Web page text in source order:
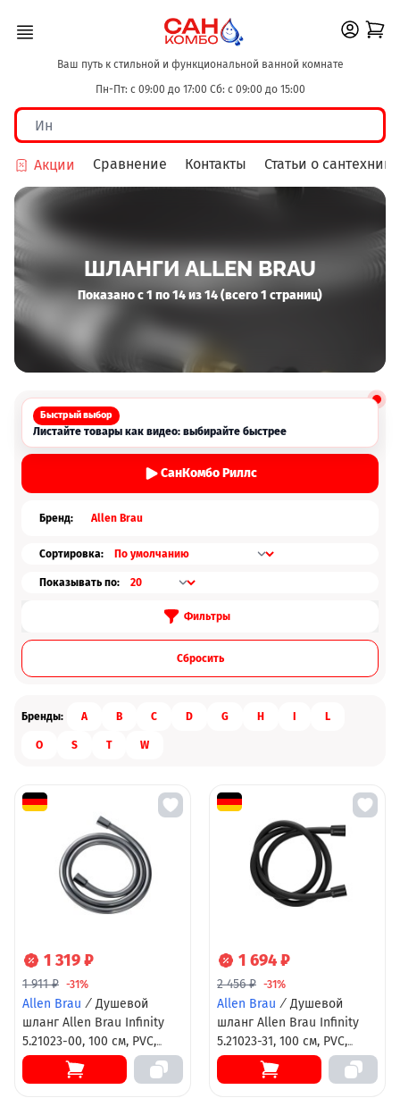
Ваш путь к стильной и функциональной ванной комнате
Пн-Пт: с 09:00 до 17:00 Сб: с 09:00 до 15:00
Акции Сравнение Контакты Статьи о сантехнике
ШЛАНГИ ALLEN BRAU
Показано с 1 по 14 из 14 (всего 1 страниц)
Быстрый выбор
Листайте товары как видео: выбирайте быстрее
СанКомбо Риллс
Бренд: Allen Brau
Сортировка:
Показывать по:
Фильтры
Cбросить
Бренды: A B C D G H L
O S T W
1 319 ₽
1 911 ₽ -31%
Allen Brau / Душевой
шланг Allen Brau Infinity
5.21023-00, 100 см, PVC,
антиперекручивание, хром
1 694 ₽
2 456 ₽ -31%
Allen Brau / Душевой
шланг Allen Brau Infinity
5.21023-31, 100 см, PVC,
антиперекручивание,
черный матовый